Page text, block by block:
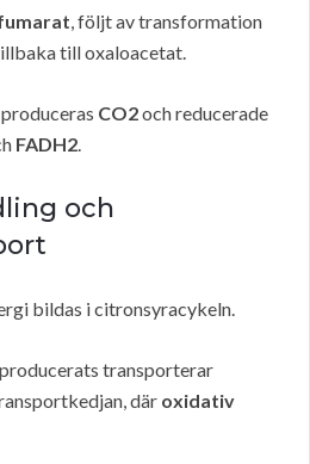
, följt av transformation
till oxaloacetat.
CO2och reducerade
FADH2.
och
bildas i citronsyracykeln.
transporterar
där oxidativ